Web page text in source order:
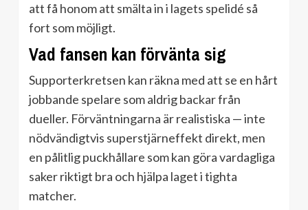
att få honom att smälta in i lagets spelidé så
fort som möjligt.
Vad fansen kan förvänta sig
Supporterkretsen kan räkna med att se en hårt
jobbande spelare som aldrig backar från
dueller. Förväntningarna är realistiska — inte
nödvändigtvis superstjärneffekt direkt, men
en pålitlig puckhållare som kan göra vardagliga
saker riktigt bra och hjälpa laget i tighta
matcher.